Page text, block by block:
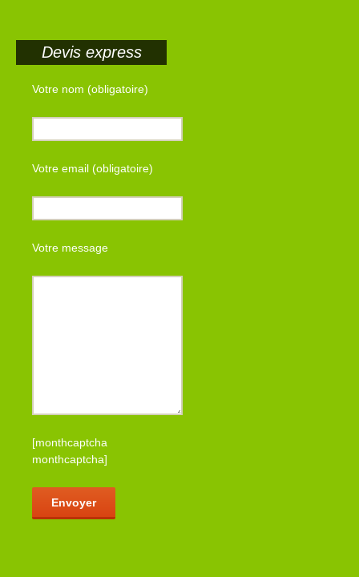
Devis express
Votre nom (obligatoire)
Votre email (obligatoire)
Votre message
[monthcaptcha
monthcaptcha]